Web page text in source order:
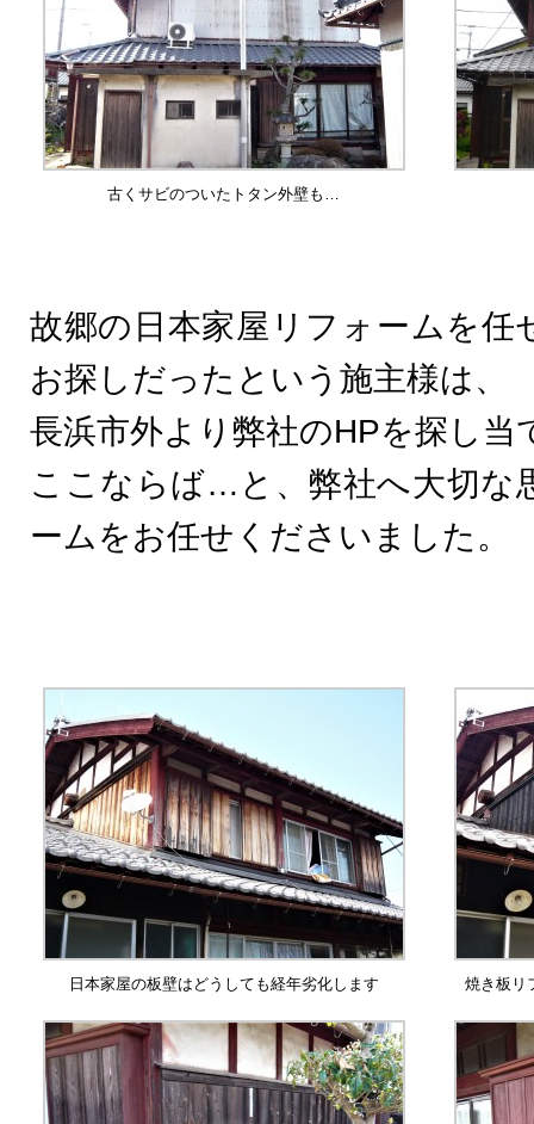
古くサビのついたトタン外壁も…
故郷の日本家屋リフォームを任
お探しだったという施主様は、
長浜市外より弊社のHPを探し当
ここならば…と、弊社へ大切な
ームをお任せくださいました。
日本家屋の板壁はどうしても経年劣化します 焼き板リ